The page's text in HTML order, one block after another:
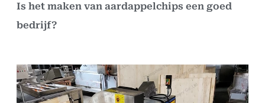
Is het maken van aardappelchips een goed
bedrijf?